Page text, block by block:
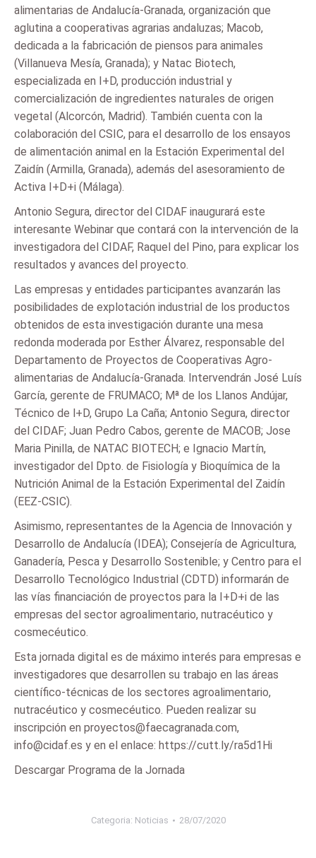
alimentarias de Andalucía-Granada, organización que
aglutina a cooperativas agrarias andaluzas; Macob,
dedicada a la fabricación de piensos para animales
(Villanueva Mesía, Granada); y Natac Biotech,
especializada en I+D, producción industrial y
comercialización de ingredientes naturales de origen
vegetal (Alcorcón, Madrid). También cuenta con la
colaboración del CSIC, para el desarrollo de los ensayos
de alimentación animal en la Estación Experimental del
Zaidín (Armilla, Granada), además del asesoramiento de
Activa I+D+i (Málaga).
Antonio Segura, director del CIDAF inaugurará este
interesante Webinar que contará con la intervención de la
investigadora del CIDAF, Raquel del Pino, para explicar los
resultados y avances del proyecto.
Las empresas y entidades participantes avanzarán las
posibilidades de explotación industrial de los productos
obtenidos de esta investigación durante una mesa
redonda moderada por Esther Álvarez, responsable del
Departamento de Proyectos de Cooperativas Agro-
alimentarias de Andalucía-Granada. Intervendrán José Luís
García, gerente de FRUMACO; Mª de los Llanos Andújar,
Técnico de l+D, Grupo La Caña; Antonio Segura, director
del CIDAF; Juan Pedro Cabos, gerente de MACOB; Jose
Maria Pinilla, de NATAC BIOTECH; e Ignacio Martín,
investigador del Dpto. de Fisiología y Bioquímica de la
Nutrición Animal de la Estación Experimental del Zaidín
(EEZ-CSIC).
Asimismo, representantes de la Agencia de Innovación y
Desarrollo de Andalucía (IDEA); Consejería de Agricultura,
Ganadería, Pesca y Desarrollo Sostenible; y Centro para el
Desarrollo Tecnológico Industrial (CDTD) informarán de
las vías financiación de proyectos para la I+D+i de las
empresas del sector agroalimentario, nutracéutico y
cosmecéutico.
Esta jornada digital es de máximo interés para empresas e
investigadores que desarrollen su trabajo en las áreas
científico-técnicas de los sectores agroalimentario,
nutracéutico y cosmecéutico. Pueden realizar su
inscripción en proyectos@faecagranada.com,
info@cidaf.es y en el enlace: https://cutt.ly/ra5d1Hi
Descargar Programa de la Jornada
Categoria: Noticias 28/07/2020